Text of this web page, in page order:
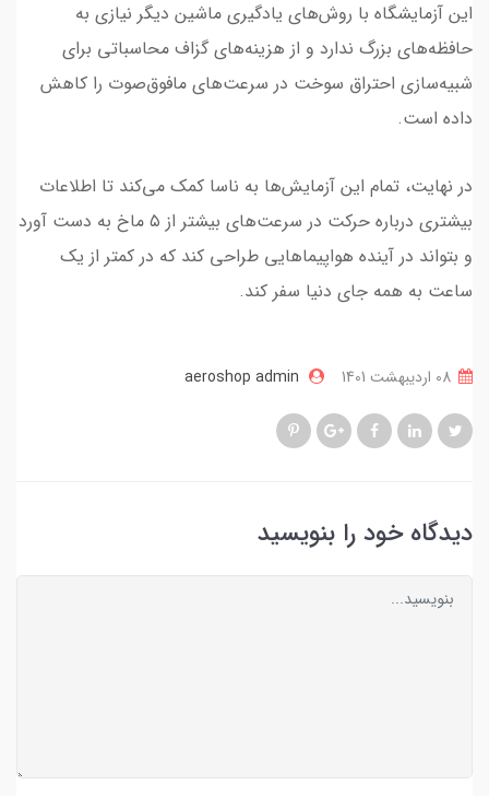
این آزمایشگاه با روش‌های یادگیری ماشین دیگر نیازی به
حافظه‌های بزرگ ندارد و از هزینه‌های گزاف محاسباتی برای
شبیه‌سازی احتراق سوخت در سرعت‌های مافوق‌صوت را کاهش
داده است.
در نهایت، تمام این آزمایش‌ها به ناسا کمک می‌کند تا اطلاعات
بیشتری درباره حرکت در سرعت‌های بیشتر از ۵ ماخ به دست آورد
و بتواند در آینده هواپیماهایی طراحی کند که در کمتر از یک
ساعت به همه جای دنیا سفر کند.
aeroshop admin
دیدگاه خود را بنویسید